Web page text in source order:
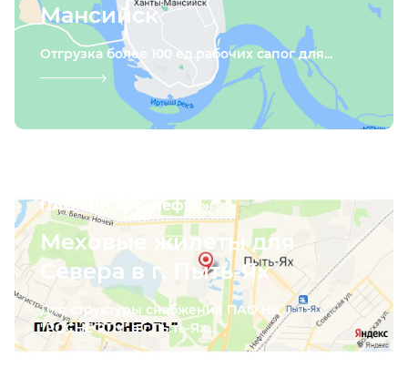
Мансийск
Отгрузка более 100 ед.рабочих сапог для...
ПАО «НК «Роснефть»
Меховые жилеты для
Севера в г. Пыть-Ях
Для структуры снабжения ПАО НК
"РОСНЕФТЬ" в г.Пыть-Ях...